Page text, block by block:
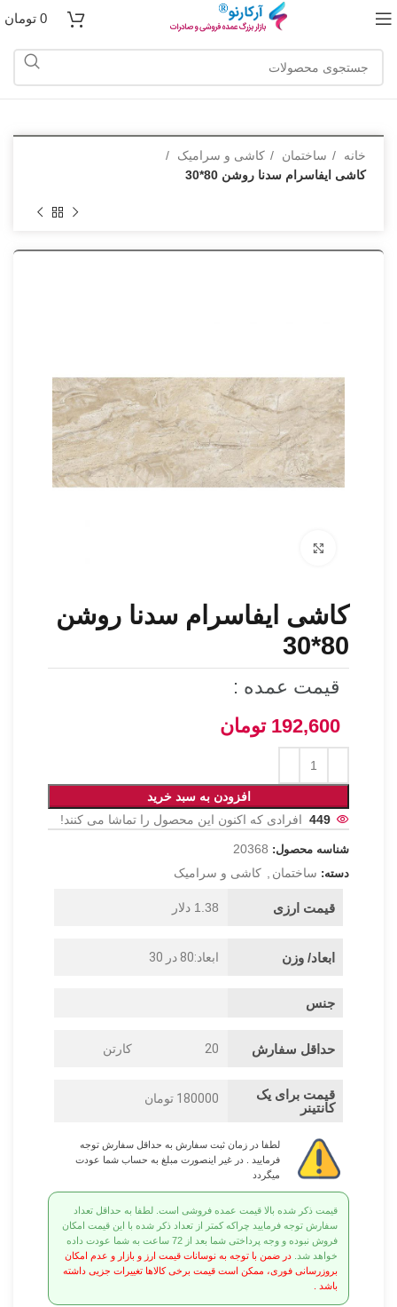
0 تومان
خانه ساختمان
کاشی و سرامیک
کاشی ایفاسرام سدنا روشن 80*30
کاشی ایفاسرام سدنا روشن
80*30
قیمت عمده :
192,600 تومان
افزودن به سبد خرید
449 افرادی که اکنون این محصول را تماشا می کنند!
شناسه محصول: 20368
دسته: ساختمان کاشی و سرامیک
قیمت ارزی 1.38 دلار
ابعاد/ وزن ابعاد:80 در 30
جنس
حداقل سفارش 20 کارتن
قیمت برای یک
کانتینر
180000 تومان
لطفا در زمان ثبت سفارش به حداقل سفارش توجه
فرمایید . در غیر اینصورت مبلغ به حساب شما عودت
میگردد
قیمت ذکر شده بالا قیمت عمده فروشی است. لطفا به حداقل تعداد
سفارش توجه فرمایید چراکه کمتر از تعداد ذکر شده با این قیمت امکان
فروش نبوده و وجه پرداختی شما بعد از 72 ساعت به شما عودت داده
خواهد شد. در ضمن با توجه به نوسانات قیمت ارز و بازار و عدم امکان
بروزرسانی فوری، ممکن است قیمت برخی کالاها تغییرات جزیی داشته
باشد .